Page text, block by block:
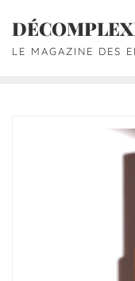
LE MAGAZINE DES